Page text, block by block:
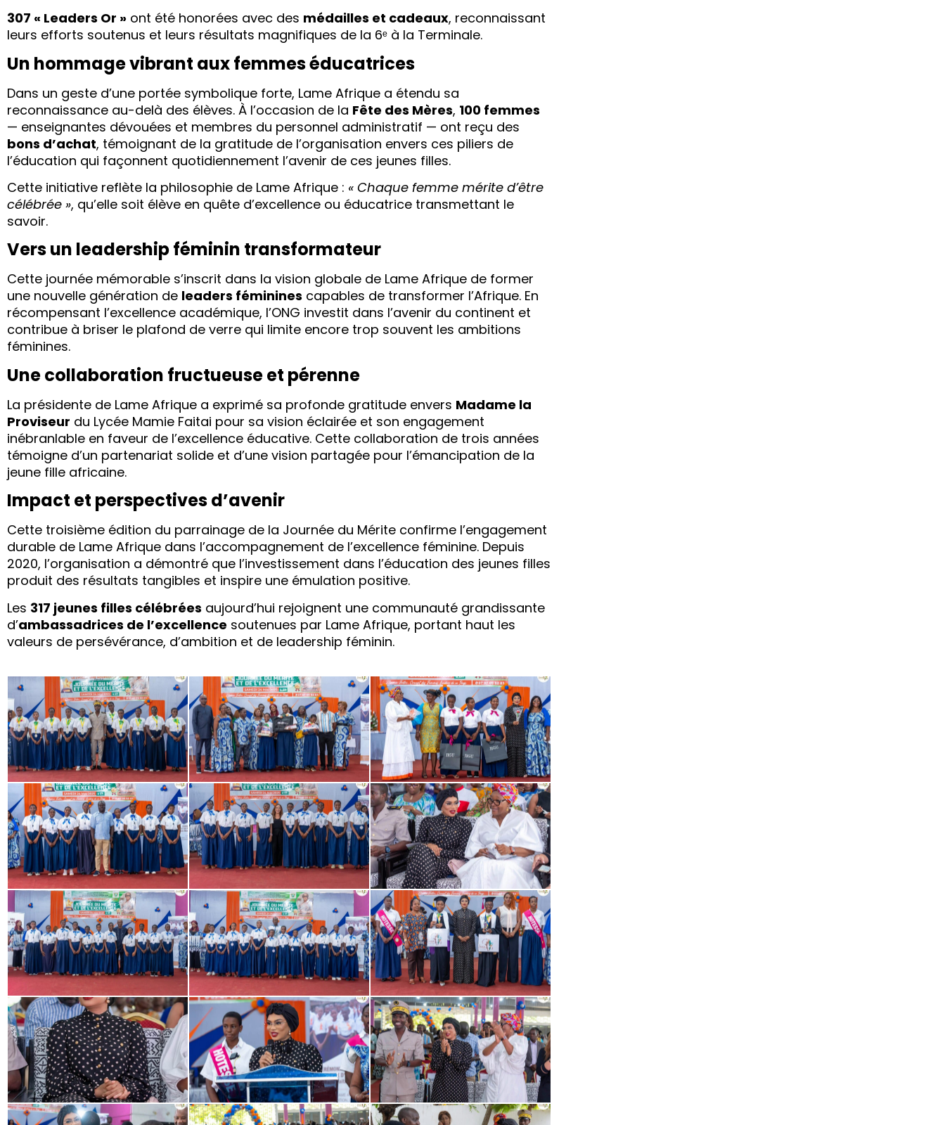
307 « Leaders Or » ont été honorées avec des médailles et cadeaux, reconnaissant
leurs efforts soutenus et leurs résultats magnifiques de la 6ᵉ à la Terminale.
Un hommage vibrant aux femmes éducatrices
Dans un geste d’une portée symbolique forte, Lame Afrique a étendu sa
reconnaissance au-delà des élèves. À l’occasion de la Fête des Mères, 100 femmes
— enseignantes dévouées et membres du personnel administratif — ont reçu des
bons d’achat, témoignant de la gratitude de l’organisation envers ces piliers de
l’éducation qui façonnent quotidiennement l’avenir de ces jeunes filles.
Cette initiative reflète la philosophie de Lame Afrique : « Chaque femme mérite d’être
célébrée », qu’elle soit élève en quête d’excellence ou éducatrice transmettant le
savoir.
Vers un leadership féminin transformateur
Cette journée mémorable s’inscrit dans la vision globale de Lame Afrique de former
une nouvelle génération de leaders féminines capables de transformer l’Afrique. En
récompensant l’excellence académique, l’ONG investit dans l’avenir du continent et
contribue à briser le plafond de verre qui limite encore trop souvent les ambitions
féminines.
Une collaboration fructueuse et pérenne
La présidente de Lame Afrique a exprimé sa profonde gratitude envers Madame la
Proviseur du Lycée Mamie Faitai pour sa vision éclairée et son engagement
inébranlable en faveur de l’excellence éducative. Cette collaboration de trois années
témoigne d’un partenariat solide et d’une vision partagée pour l’émancipation de la
jeune fille africaine.
Impact et perspectives d’avenir
Cette troisième édition du parrainage de la Journée du Mérite confirme l’engagement
durable de Lame Afrique dans l’accompagnement de l’excellence féminine. Depuis
2020, l’organisation a démontré que l’investissement dans l’éducation des jeunes filles
produit des résultats tangibles et inspire une émulation positive.
Les 317 jeunes filles célébrées aujourd’hui rejoignent une communauté grandissante
d’ambassadrices de l’excellence soutenues par Lame Afrique, portant haut les
valeurs de persévérance, d’ambition et de leadership féminin.